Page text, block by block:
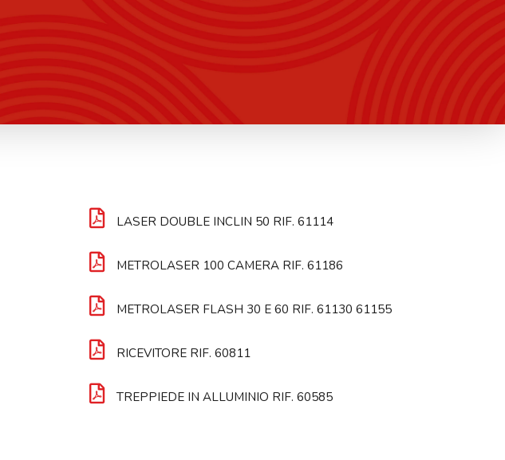
LASER DOUBLE INCLIN 50 RIF. 61114
METROLASER 100 CAMERA RIF. 61186
METROLASER FLASH 30 E 60 RIF. 61130 61155
RICEVITORE RIF. 60811
TREPPIEDE IN ALLUMINIO RIF. 60585